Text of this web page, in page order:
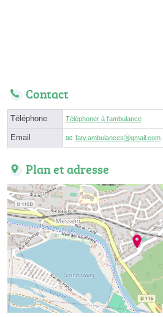
Contact
Téléphone Téléphoner à l'ambulance
Email faty.ambulancesⓐgmail.com
Plan et adresse